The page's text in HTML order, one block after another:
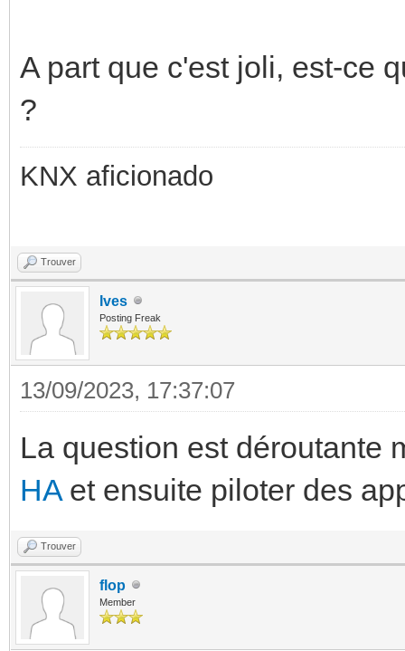
A part que c'est joli, est-ce
?
KNX aficionado
Trouver
Ives
Posting Freak
13/09/2023, 17:37:07
La question est déroutante
HAet ensuite piloter des
Trouver
flop
Member